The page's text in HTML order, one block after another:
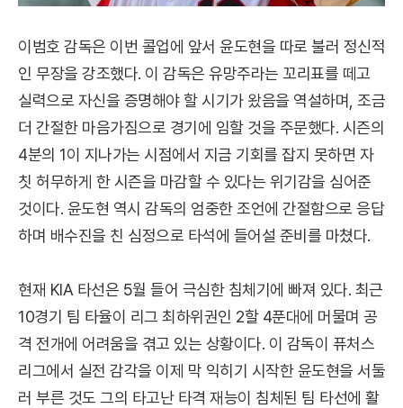
이범호 감독은 이번 콜업에 앞서 윤도현을 따로 불러 정신적
인 무장을 강조했다. 이 감독은 유망주라는 꼬리표를 떼고
실력으로 자신을 증명해야 할 시기가 왔음을 역설하며, 조금
더 간절한 마음가짐으로 경기에 임할 것을 주문했다. 시즌의
4분의 1이 지나가는 시점에서 지금 기회를 잡지 못하면 자
칫 허무하게 한 시즌을 마감할 수 있다는 위기감을 심어준
것이다. 윤도현 역시 감독의 엄중한 조언에 간절함으로 응답
하며 배수진을 친 심정으로 타석에 들어설 준비를 마쳤다.
현재 KIA 타선은 5월 들어 극심한 침체기에 빠져 있다. 최근
10경기 팀 타율이 리그 최하위권인 2할 4푼대에 머물며 공
격 전개에 어려움을 겪고 있는 상황이다. 이 감독이 퓨처스
리그에서 실전 감각을 이제 막 익히기 시작한 윤도현을 서둘
러 부른 것도 그의 타고난 타격 재능이 침체된 팀 타선에 활